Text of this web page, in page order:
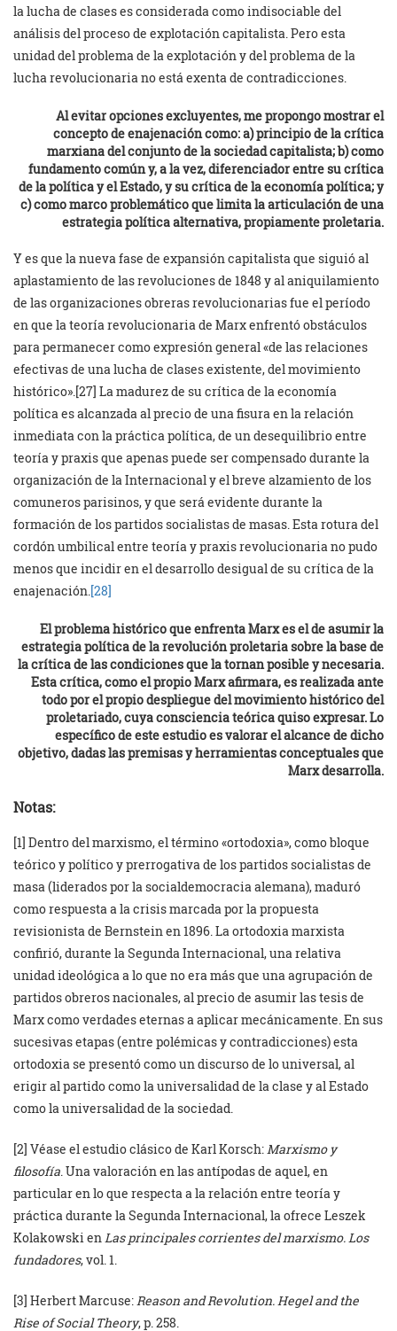
la lucha de clases es considerada como indisociable del
análisis del proceso de explotación capitalista. Pero esta
unidad del problema de la explotación y del problema de la
lucha revolucionaria no está exenta de contradicciones.
Al evitar opciones excluyentes, me propongo mostrar el
concepto de enajenación como: a) principio de la crítica
marxiana del conjunto de la sociedad capitalista; b) como
fundamento común y, a la vez, diferenciador entre su crítica
de la política y el Estado, y su crítica de la economía política; y
c) como marco problemático que limita la articulación de una
estrategia política alternativa, propiamente proletaria.
Y es que la nueva fase de expansión capitalista que siguió al
aplastamiento de las revoluciones de 1848 y al aniquilamiento
de las organizaciones obreras revolucionarias fue el período
en que la teoría revolucionaria de Marx enfrentó obstáculos
para permanecer como expresión general «de las relaciones
efectivas de una lucha de clases existente, del movimiento
histórico».[27] La madurez de su crítica de la economía
política es alcanzada al precio de una fisura en la relación
inmediata con la práctica política, de un desequilibrio entre
teoría y praxis que apenas puede ser compensado durante la
organización de la Internacional y el breve alzamiento de los
comuneros parisinos, y que será evidente durante la
formación de los partidos socialistas de masas. Esta rotura del
cordón umbilical entre teoría y praxis revolucionaria no pudo
menos que incidir en el desarrollo desigual de su crítica de la
enajenación.[28]
El problema histórico que enfrenta Marx es el de asumir la
estrategia política de la revolución proletaria sobre la base de
la crítica de las condiciones que la tornan posible y necesaria.
Esta crítica, como el propio Marx afirmara, es realizada ante
todo por el propio despliegue del movimiento histórico del
proletariado, cuya consciencia teórica quiso expresar. Lo
específico de este estudio es valorar el alcance de dicho
objetivo, dadas las premisas y herramientas conceptuales que
Marx desarrolla.
Notas:
[1] Dentro del marxismo, el término «ortodoxia», como bloque
teórico y político y prerrogativa de los partidos socialistas de
masa (liderados por la socialdemocracia alemana), maduró
como respuesta a la crisis marcada por la propuesta
revisionista de Bernstein en 1896. La ortodoxia marxista
confirió, durante la Segunda Internacional, una relativa
unidad ideológica a lo que no era más que una agrupación de
partidos obreros nacionales, al precio de asumir las tesis de
Marx como verdades eternas a aplicar mecánicamente. En sus
sucesivas etapas (entre polémicas y contradicciones) esta
ortodoxia se presentó como un discurso de lo universal, al
erigir al partido como la universalidad de la clase y al Estado
como la universalidad de la sociedad.
[2] Véase el estudio clásico de Karl Korsch:Marxismo y
filosofía. Una valoración en las antípodas de aquel, en
particular en lo que respecta a la relación entre teoría y
práctica durante la Segunda Internacional, la ofrece Leszek
Kolakowski enLas principales corrientes del marxismo. Los
fundadores, vol. 1.
[3] Herbert Marcuse:Reason and Revolution. Hegel and the
Rise of Social Theory, p. 258.